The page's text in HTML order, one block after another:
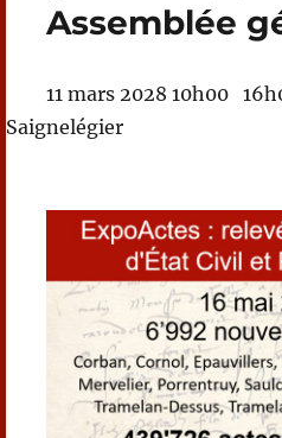
Assemblée
11 mars 2028 10h00
Saignelégier